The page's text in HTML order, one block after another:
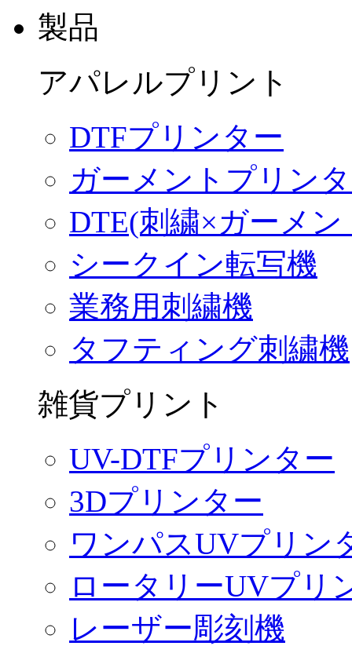
製品
アパレルプリント
DTFプリンター
ガーメントプリン
DTE(刺繍×ガーメ
シークイン転写機
業務用刺繍機
タフティング刺繍機
雑貨プリント
UV-DTFプリンター
3Dプリンター
ワンパスUVプリン
ロータリーUVプリ
レーザー彫刻機